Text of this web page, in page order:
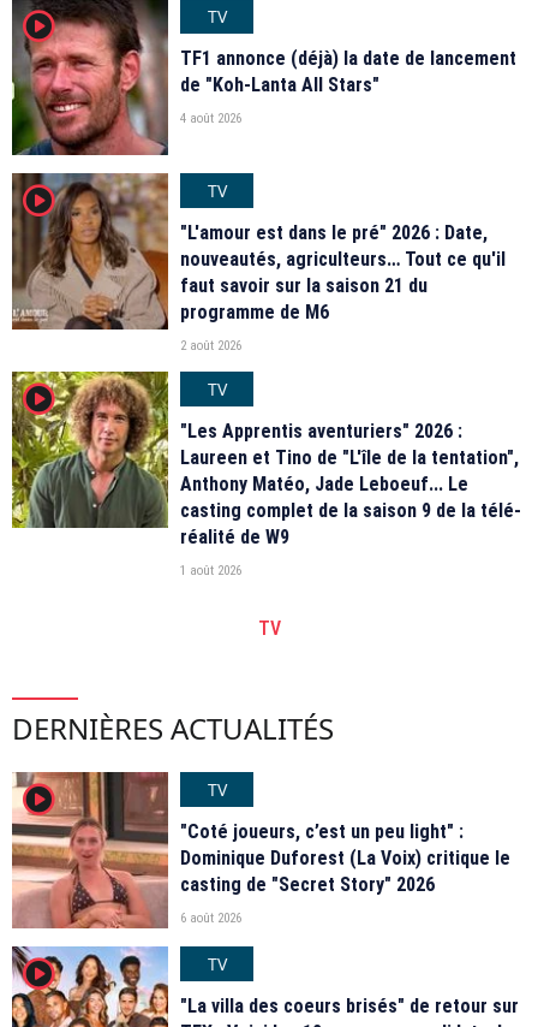
player2
TV
TF1 annonce (déjà) la date de lancement
de "Koh-Lanta All Stars"
4 août 2026
player2
TV
"L'amour est dans le pré" 2026 : Date,
nouveautés, agriculteurs… Tout ce qu'il
faut savoir sur la saison 21 du
programme de M6
2 août 2026
player2
TV
"Les Apprentis aventuriers" 2026 :
Laureen et Tino de "L'île de la tentation",
Anthony Matéo, Jade Leboeuf... Le
casting complet de la saison 9 de la télé-
réalité de W9
1 août 2026
TV
DERNIÈRES ACTUALITÉS
player2
TV
"Coté joueurs, c’est un peu light" :
Dominique Duforest (La Voix) critique le
casting de "Secret Story" 2026
6 août 2026
player2
TV
"La villa des coeurs brisés" de retour sur